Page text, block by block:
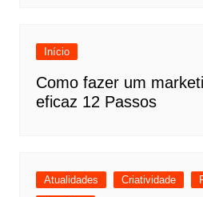
Início
Como fazer um
eficaz 12 Passos
Atualidades Criatividade